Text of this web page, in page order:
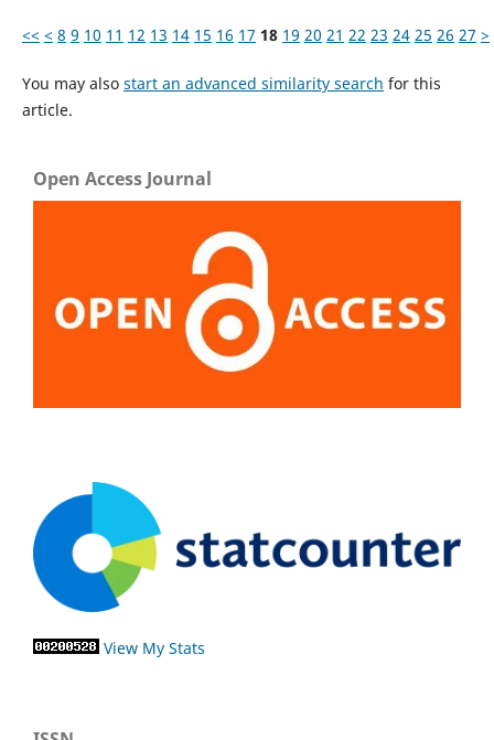
<< < 8 9 10 11 12 13 14 15 16 17 18 19 20 21 22 23 24 25 26 27 >
You may also start an advanced similarity search for this
article.
Open Access Journal
View My Stats